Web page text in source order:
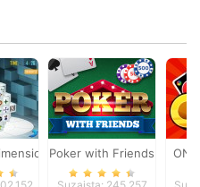
Poker with Friends